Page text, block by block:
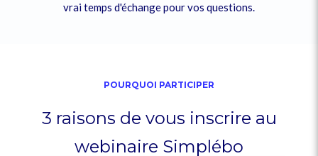
vrai temps d'échange pour vos questions.
POURQUOI PARTICIPER
3 raisons de vous inscrire au
webinaire Simplébo